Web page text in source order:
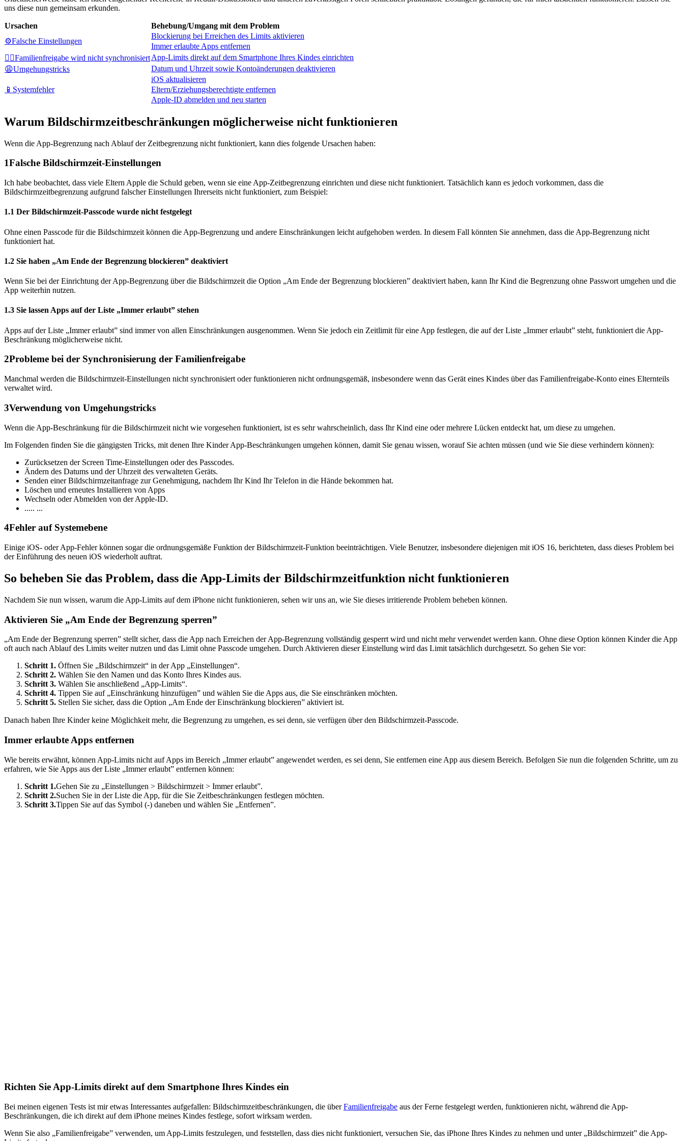
uns diese nun gemeinsam erkunden.
Ursachen
Behebung/Umgang mit dem Problem
⚙️Falsche Einstellungen
Blockierung bei Erreichen des Limits aktivieren
Immer erlaubte Apps entfernen
⛓️‍💥Familienfreigabe wird nicht synchronisiertApp-Limits direkt auf dem Smartphone Ihres Kindes einrichten
😩Umgehungstricks
Datum und Uhrzeit sowie Kontoänderungen deaktivieren
📱Systemfehler
iOS aktualisieren
Eltern/Erziehungsberechtigte entfernen
Apple-ID abmelden und neu starten
Warum Bildschirmzeitbeschränkungen möglicherweise nicht funktionieren
Wenn die App-Begrenzung nach Ablauf der Zeitbegrenzung nicht funktioniert, kann dies folgende Ursachen haben:
1Falsche Bildschirmzeit-Einstellungen
Ich habe beobachtet, dass viele Eltern Apple die Schuld geben, wenn sie eine App-Zeitbegrenzung einrichten und diese nicht funktioniert. Tatsächlich kann es jedoch vorkommen, dass die
Bildschirmzeitbegrenzung aufgrund falscher Einstellungen Ihrerseits nicht funktioniert, zum Beispiel:
1.1 Der Bildschirmzeit-Passcode wurde nicht festgelegt
Ohne einen Passcode für die Bildschirmzeit können die App-Begrenzung und andere Einschränkungen leicht aufgehoben werden. In diesem Fall könnten Sie annehmen, dass die App-Begrenzung nicht
funktioniert hat.
1.2 Sie haben „Am Ende der Begrenzung blockieren” deaktiviert
Wenn Sie bei der Einrichtung der App-Begrenzung über die Bildschirmzeit die Option „Am Ende der Begrenzung blockieren” deaktiviert haben, kann Ihr Kind die Begrenzung ohne Passwort umgehen und die
App weiterhin nutzen.
1.3 Sie lassen Apps auf der Liste „Immer erlaubt” stehen
Apps auf der Liste „Immer erlaubt” sind immer von allen Einschränkungen ausgenommen. Wenn Sie jedoch ein Zeitlimit für eine App festlegen, die auf der Liste „Immer erlaubt” steht, funktioniert die App-
Beschränkung möglicherweise nicht.
2Probleme bei der Synchronisierung der Familienfreigabe
Manchmal werden die Bildschirmzeit-Einstellungen nicht synchronisiert oder funktionieren nicht ordnungsgemäß, insbesondere wenn das Gerät eines Kindes über das Familienfreigabe-Konto eines Elternteils
verwaltet wird.
3Verwendung von Umgehungstricks
Wenn die App-Beschränkung für die Bildschirmzeit nicht wie vorgesehen funktioniert, ist es sehr wahrscheinlich, dass Ihr Kind eine oder mehrere Lücken entdeckt hat, um diese zu umgehen.
Im Folgenden finden Sie die gängigsten Tricks, mit denen Ihre Kinder App-Beschränkungen umgehen können, damit Sie genau wissen, worauf Sie achten müssen (und wie Sie diese verhindern können):
Zurücksetzen der Screen Time-Einstellungen oder des Passcodes.
Ändern des Datums und der Uhrzeit des verwalteten Geräts.
Senden einer Bildschirmzeitanfrage zur Genehmigung, nachdem Ihr Kind Ihr Telefon in die Hände bekommen hat.
Löschen und erneutes Installieren von Apps
Wechseln oder Abmelden von der Apple-ID.
..... ...
4Fehler auf Systemebene
Einige iOS- oder App-Fehler können sogar die ordnungsgemäße Funktion der Bildschirmzeit-Funktion beeinträchtigen. Viele Benutzer, insbesondere diejenigen mit iOS 16, berichteten, dass dieses Problem bei
der Einführung des neuen iOS wiederholt auftrat.
So beheben Sie das Problem, dass die App-Limits der Bildschirmzeitfunktion nicht funktionieren
Nachdem Sie nun wissen, warum die App-Limits auf dem iPhone nicht funktionieren, sehen wir uns an, wie Sie dieses irritierende Problem beheben können.
Aktivieren Sie „Am Ende der Begrenzung sperren”
„Am Ende der Begrenzung sperren” stellt sicher, dass die App nach Erreichen der App-Begrenzung vollständig gesperrt wird und nicht mehr verwendet werden kann. Ohne diese Option können Kinder die App
oft auch nach Ablauf des Limits weiter nutzen und das Limit ohne Passcode umgehen. Durch Aktivieren dieser Einstellung wird das Limit tatsächlich durchgesetzt. So gehen Sie vor:
Schritt 1. Öffnen Sie „Bildschirmzeit“ in der App „Einstellungen“.
Schritt 2. Wählen Sie den Namen und das Konto Ihres Kindes aus.
Schritt 3. Wählen Sie anschließend „App-Limits“.
Schritt 4. Tippen Sie auf „Einschränkung hinzufügen” und wählen Sie die Apps aus, die Sie einschränken möchten.
Schritt 5. Stellen Sie sicher, dass die Option „Am Ende der Einschränkung blockieren” aktiviert ist.
Danach haben Ihre Kinder keine Möglichkeit mehr, die Begrenzung zu umgehen, es sei denn, sie verfügen über den Bildschirmzeit-Passcode.
Immer erlaubte Apps entfernen
Wie bereits erwähnt, können App-Limits nicht auf Apps im Bereich „Immer erlaubt” angewendet werden, es sei denn, Sie entfernen eine App aus diesem Bereich. Befolgen Sie nun die folgenden Schritte, um zu
erfahren, wie Sie Apps aus der Liste „Immer erlaubt” entfernen können:
Schritt 1.Gehen Sie zu „Einstellungen > Bildschirmzeit > Immer erlaubt”.
Schritt 2.Suchen Sie in der Liste die App, für die Sie Zeitbeschränkungen festlegen möchten.
Schritt 3.Tippen Sie auf das Symbol (-) daneben und wählen Sie „Entfernen”.
Richten Sie App-Limits direkt auf dem Smartphone Ihres Kindes ein
Bei meinen eigenen Tests ist mir etwas Interessantes aufgefallen: Bildschirmzeitbeschränkungen, die überFamilienfreigabe aus der Ferne festgelegt werden, funktionieren nicht, während die App-
Beschränkungen, die ich direkt auf dem iPhone meines Kindes festlege, sofort wirksam werden.
Wenn Sie also „Familienfreigabe” verwenden, um App-Limits festzulegen, und feststellen, dass dies nicht funktioniert, versuchen Sie, das iPhone Ihres Kindes zu nehmen und unter „Bildschirmzeit” die App-